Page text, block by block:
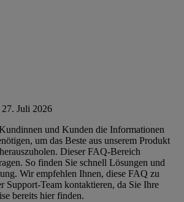
27. Juli 2026
und Kunden die Informationen
um das Beste aus unserem Produkt
Dieser FAQ-Bereich
So finden Sie schnell Lösungen und
Wir empfehlen Ihnen, diese FAQ zu
Support-Team kontaktieren, da Sie Ihre
bereits hier finden.